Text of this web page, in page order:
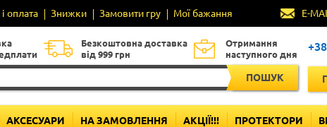
оплата Знижки Замовити гру Мої бажання E-
Безкоштовна доставка
від 999 грн
Отримання
наступного дня
ПОШУК
АКСЕСУАРИ НА ЗАМОВЛЕННЯ АКЦІЇ!!! ПРОТЕКТОРИ